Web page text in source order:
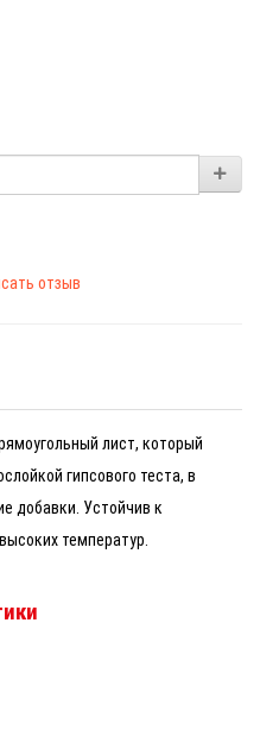
отзыв
лист, который
гипсового теста, в
добавки. Устойчив к
температур.